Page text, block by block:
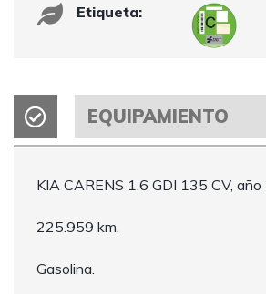
Etiqueta:
EQUIPAMIENTO
KIA CARENS 1.6 GDI 135 CV,
225.959 km.
Gasolina.